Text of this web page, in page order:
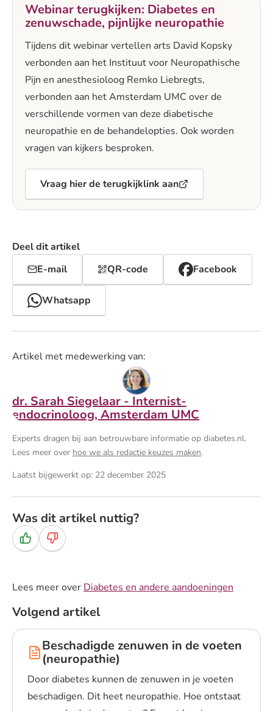
Webinar terugkijken: Diabetes en
zenuwschade, pijnlijke neuropathie
Tijdens dit webinar vertellen arts David Kopsky
verbonden aan het Instituut voor Neuropathische
Pijn en anesthesioloog Remko Liebregts,
verbonden aan het Amsterdam UMC over de
verschillende vormen van deze diabetische
neuropathie en de behandelopties. Ook worden
vragen van kijkers besproken.
Vraag hier de terugkijklink aan
Deel dit artikel
E-mail
QR-code Facebook
Whatsapp
Artikel met medewerking van:
dr. Sarah Siegelaar - Internist-
endocrinoloog, Amsterdam UMC
Experts dragen bij aan betrouwbare informatie op diabetes.nl.
Lees meer over hoe we als redactie keuzes maken.
Laatst bijgewerkt op: 22 december 2025
Was dit artikel nuttig?
Ja Nee
Lees meer over Diabetes en andere aandoeningen
Volgend artikel
Beschadigde zenuwen in de voeten
(neuropathie)
Door diabetes kunnen de zenuwen in je voeten
beschadigen. Dit heet neuropathie. Hoe ontstaat